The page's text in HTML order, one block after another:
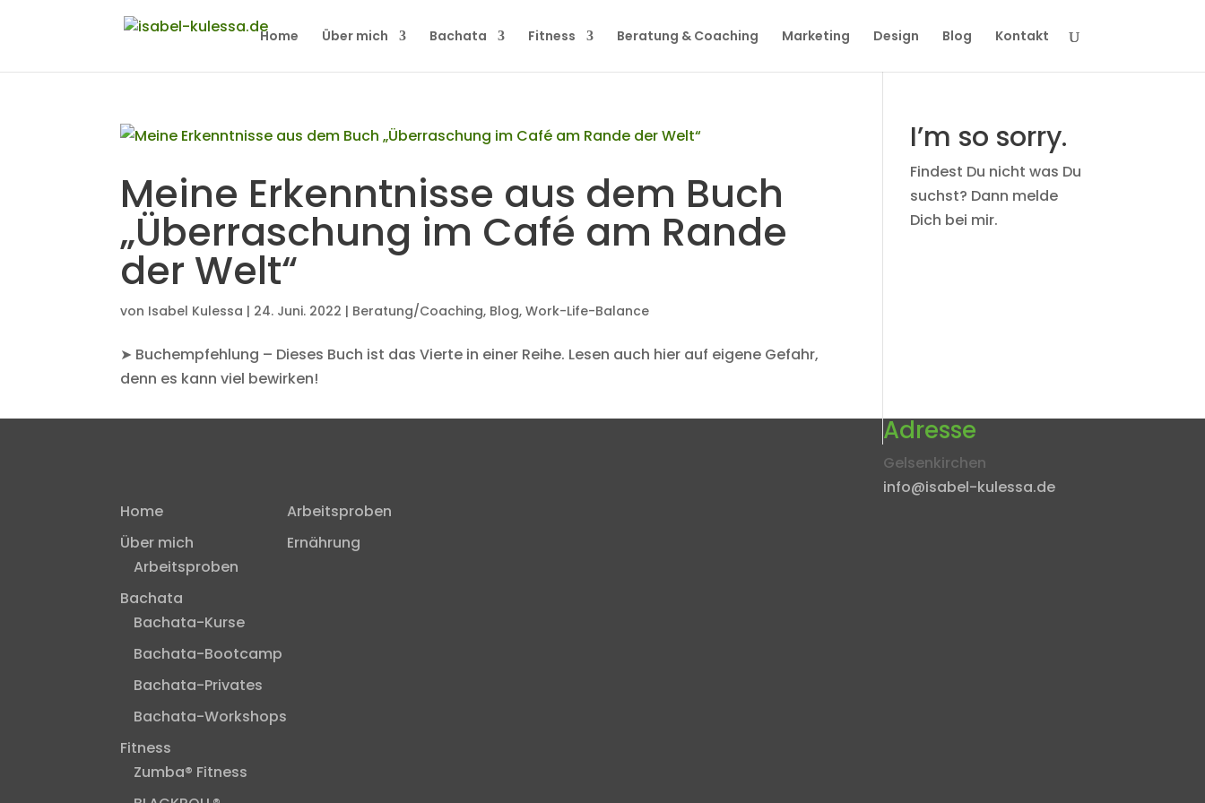
Home Über mich Bachata Fitness Beratung & Coaching Marketing Design Blog Kontakt
Meine Erkenntnisse aus dem Buch
„Überraschung im Café am Rande
der Welt“
von Isabel Kulessa | 24. Juni. 2022 | Beratung/Coaching, Blog,Work-Life-Balance
➤ Buchempfehlung – Dieses Buch ist das Vierte in einer Reihe. Lesen auch hier auf eigene Gefahr,
denn es kann viel bewirken!
I’m so sorry.
Findest Du nicht was Du
suchst? Dann melde
Dich bei mir.
Adresse
Gelsenkirchen
info@isabel-kulessa.de
Home
Über mich
Arbeitsproben
Bachata
Bachata-Kurse
Bachata-Bootcamp
Bachata-Privates
Bachata-Workshops
Fitness
Zumba® Fitness
Arbeitsproben
Ernährung